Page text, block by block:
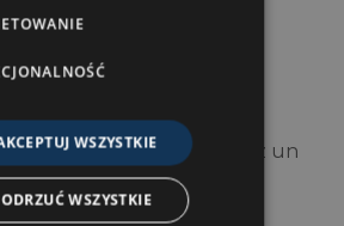
Tous les
thèmes distincts.
temps de jeu
session. Que vous soyez un
peut-être un joueur
vous verrez
WSZYSTKIE
ODRZUĆ WSZYSTKIE